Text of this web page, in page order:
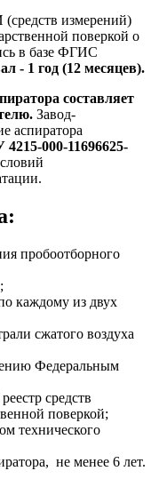
измерений)
поверкой о
в базе ФГИС
- 1 год (12 месяцев).
составляет
Завод-
аспиратора
4215-000-11696625-
пробоотборного
каждому из двух
сжатого воздуха
Федеральным
средств
поверкой;
технического
не менее 6 лет.